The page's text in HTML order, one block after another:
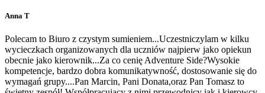
Anna T
Polecam to Biuro z czystym sumieniem...Uczestniczylam w kilku
wycieczkach organizowanych dla uczniów najpierw jako opiekun
obecnie jako kierownik...Za co cenię Adventure Side?Wysokie
kompetencje, bardzo dobra komunikatywność, dostosowanie się do
wymagań grupy....Pan Marcin, Pani Donata,oraz Pan Tomasz to